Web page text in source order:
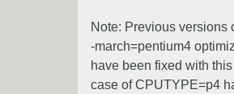
Note: Previous versions
-march=pentium4
have been fixed with
case of CPUTYPE=p4